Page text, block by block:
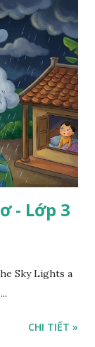
- Lớp 3
Sky Lights a
CHI TIẾT »